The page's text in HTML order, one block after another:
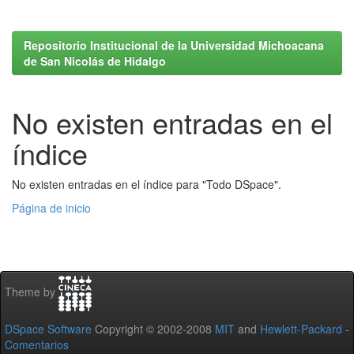
Repositorio Institucional de la Universidad Michoacana
de San Nicolás de Hidalgo
No existen entradas en el
índice
No existen entradas en el índice para "Todo DSpace".
Página de inicio
Theme by
DSpace Software Copyright © 2002-2008 MIT and Hewlett-Packard -
Comentarios